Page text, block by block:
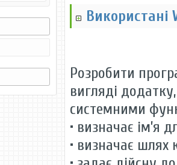
Використані
Розробити
вигляді
системними
• визначає ім’я
• визначає шлях